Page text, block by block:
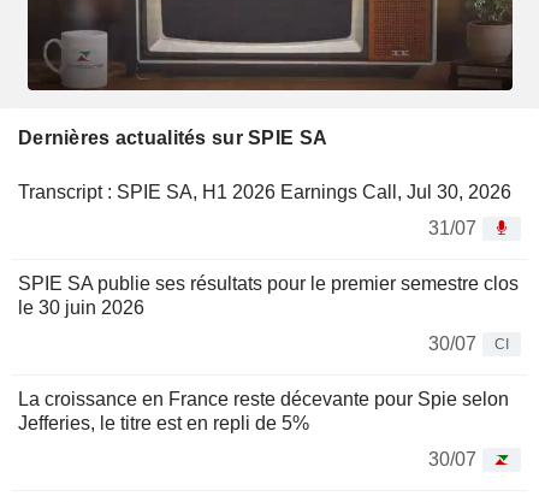
Dernières actualités sur SPIE SA
Transcript : SPIE SA, H1 2026 Earnings Call, Jul 30, 2026
31/07
SPIE SA publie ses résultats pour le premier semestre clos
le 30 juin 2026
30/07
CI
La croissance en France reste décevante pour Spie selon
Jefferies, le titre est en repli de 5%
30/07